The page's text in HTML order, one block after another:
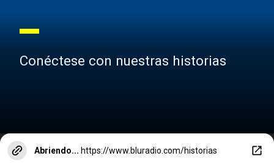
Conéctese con nuestras historias
Abriendo... https://www.bluradio.com/historias